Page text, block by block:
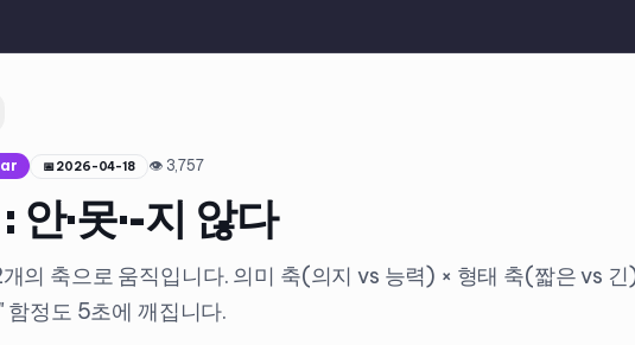
📅2026-04-18 👁 3,757
안·못·-지 않다
의 축으로 움직입니다. 의미 축(의지 vs 능력) × 형태 축(짧은 vs
함정도 5초에 깨집니다.